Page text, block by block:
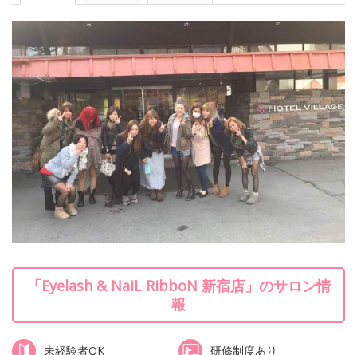
「Eyelash & NaiL RibboN 新宿店」のサロン情
報
未経験者OK 研修制度あり